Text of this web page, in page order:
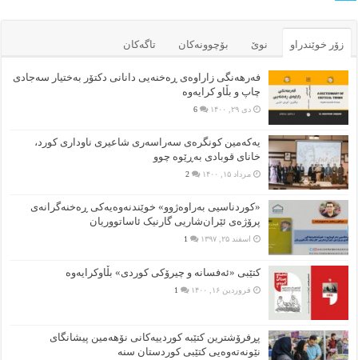
زۆر خوێندراو نوێ بۆچوونه‌کان تاگەکان
فەرهەنگی زاراوەی ڕەخنەیی دانانی دکتۆر بەختیار سەجادی
چاپ و بڵاو کرایەوە
دی ۲۹, ۱۴۰۰ 6
یەکەمین کونگرەی سەراسەری شاعیری‌ ناوداری کورد،
خانای قوبادی بەڕێوە چوو
مرداد ۱۵, ۱۴۰۰ 2
«کوردناسیی بەراوەژوو» خوێندنەوەیەکی ڕەخنەگرانەی
پرۆژەی ئێران‌شاریی گارنیک ئاساتووریان
اسفند ۲۵, ۱۳۹۷ 1
کتێبی «ئەفسانە و چیرۆکی کوردی» بڵاوکرایەوە
فروردین ۱۶, ۱۴۰۰ 1
پڕفرۆشترین کتێبە کوردییەکانی نۆهەمین پیشانگای
نێونەتەوەیی کتێبی کوردستان سنە